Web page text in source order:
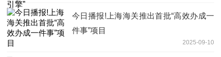
今日播报!上海海关推出首批“高效办成一
件事”项目
2025-09-10